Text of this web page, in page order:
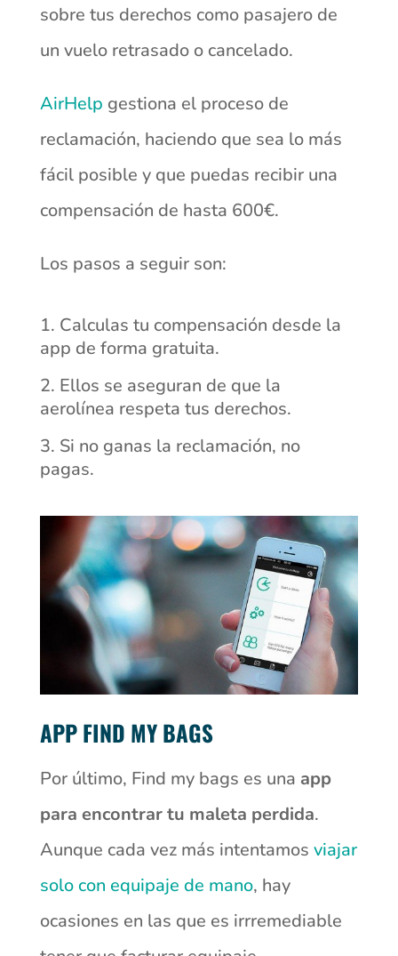
sobre tus derechos como pasajero de
un vuelo retrasado o cancelado.
AirHelp gestiona el proceso de
reclamación, haciendo que sea lo más
fácil posible y que puedas recibir una
compensación de hasta 600€.
Los pasos a seguir son:
Calculas tu compensación desde la
app de forma gratuita.
Ellos se aseguran de que la
aerolínea respeta tus derechos.
Si no ganas la reclamación, no
pagas.
APP FIND MY BAGS
Por último, Find my bags es una app
para encontrar tu maleta perdida.
Aunque cada vez más intentamos viajar
solo con equipaje de mano, hay
ocasiones en las que es irrremediable